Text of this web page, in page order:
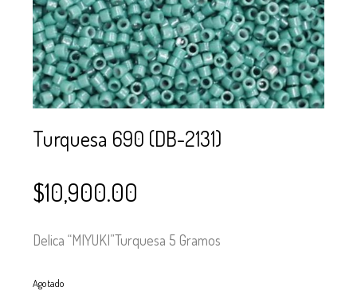
Turquesa 690 (DB-2131)
$10,900.00
Delica “MIYUKI”Turquesa 5 Gramos
Agotado